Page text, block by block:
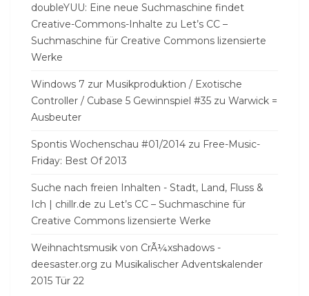
doubleYUU: Eine neue Suchmaschine findet
Creative-Commons-Inhalte zu Let’s CC –
Suchmaschine für Creative Commons lizensierte
Werke
Windows 7 zur Musikproduktion / Exotische
Controller / Cubase 5 Gewinnspiel #35 zu Warwick =
Ausbeuter
Spontis Wochenschau #01/2014 zu Free-Music-
Friday: Best Of 2013
Suche nach freien Inhalten - Stadt, Land, Fluss &
Ich | chillr.de zu Let’s CC – Suchmaschine für
Creative Commons lizensierte Werke
Weihnachtsmusik von CrÃ¼xshadows -
deesaster.org zu Musikalischer Adventskalender
2015 Tür 22